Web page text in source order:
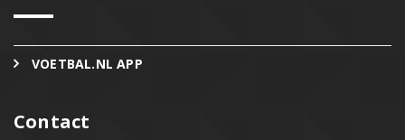
VOETBAL.NL APP
Contact